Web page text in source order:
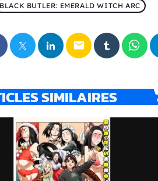
BLACK BUTLER: EMERALD WITCH ARC
email
SIMILAIRES